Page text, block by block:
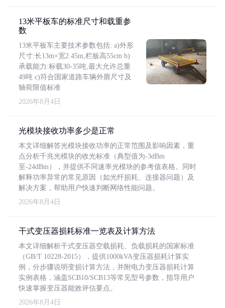
13米平板车的标准尺寸和载重参
数
13米平板车主要技术参数包括: a)外形
尺寸:长13m×宽2.45m,栏板高55cm b)
承载能力:标载30-35吨,最大允许总重
49吨 c)符合国家道路车辆外廓尺寸及
轴荷限值标准
2026年8月4日
光模块接收功率多少是正常
本文详细解答光模块接收功率的正常范围及影响因素，重
点分析千兆光模块的收光标准（典型值为-3dBm
至-24dBm），并提供不同速率光模块的参考值表格。同时
解释功率异常的常见原因（如光纤损耗、连接器问题）及
解决方案，帮助用户快速判断网络性能问题。
2026年8月4日
干式变压器损耗标准一览表及计算方法
本文详细解析干式变压器空载损耗、负载损耗的国家标准
（GB/T 10228-2015），提供1000kVA变压器损耗计算实
例，分步骤说明变损计算方法，并附电力变压器损耗计算
实例表格，涵盖SCB10/SCB13等常见型号参数，指导用户
快速掌握变压器能效评估要点。
2026年8月4日